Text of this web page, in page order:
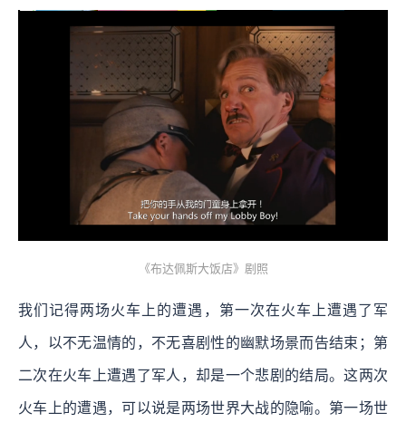
《布达佩斯大饭店》剧照
我们记得两场火车上的遭遇，第一次在火车上遭遇了军
人，以不无温情的，不无喜剧性的幽默场景而告结束；第
二次在火车上遭遇了军人，却是一个悲剧的结局。这两次
火车上的遭遇，可以说是两场世界大战的隐喻。第一场世